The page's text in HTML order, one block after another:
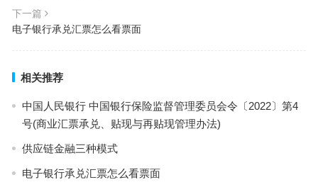
下一篇
电子银行承兑汇票怎么看票面
相关推荐
中国人民银行 中国银行保险监督管理委员会令〔2022〕第4
号(商业汇票承兑、贴现与再贴现管理办法)
供应链金融三种模式
电子银行承兑汇票怎么看票面